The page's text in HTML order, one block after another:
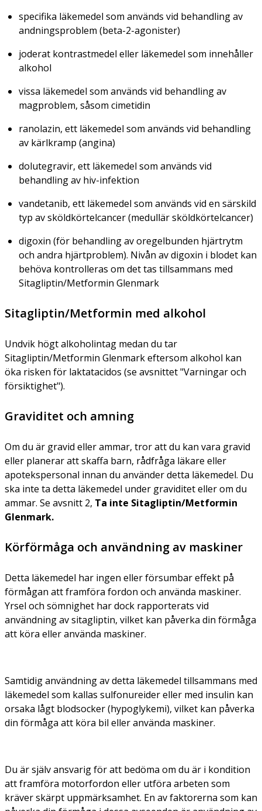
specifika läkemedel som används vid behandling av
andningsproblem (beta-2-agonister)
joderat kontrastmedel eller läkemedel som innehåller
alkohol
vissa läkemedel som används vid behandling av
magproblem, såsom cimetidin
ranolazin, ett läkemedel som används vid behandling
av kärlkramp (angina)
dolutegravir, ett läkemedel som används vid
behandling av hiv-infektion
vandetanib, ett läkemedel som används vid en särskild
typ av sköldkörtelcancer (medullär sköldkörtelcancer)
digoxin (för behandling av oregelbunden hjärtrytm
och andra hjärtproblem). Nivån av digoxin i blodet kan
behöva kontrolleras om det tas tillsammans med
Sitagliptin/Metformin Glenmark
Sitagliptin/Metformin med alkohol
Undvik högt alkoholintag medan du tar
Sitagliptin/Metformin Glenmark eftersom alkohol kan
öka risken för laktatacidos (se avsnittet "Varningar och
försiktighet").
Graviditet och amning
Om du är gravid eller ammar, tror att du kan vara gravid
eller planerar att skaffa barn, rådfråga läkare eller
apotekspersonal innan du använder detta läkemedel. Du
ska inte ta detta läkemedel under graviditet eller om du
ammar. Se avsnitt 2, Ta inte Sitagliptin/Metformin
Glenmark.
Körförmåga och användning av maskiner
Detta läkemedel har ingen eller försumbar effekt på
förmågan att framföra fordon och använda maskiner.
Yrsel och sömnighet har dock rapporterats vid
användning av sitagliptin, vilket kan påverka din förmåga
att köra eller använda maskiner.
Samtidig användning av detta läkemedel tillsammans med
läkemedel som kallas sulfonureider eller med insulin kan
orsaka lågt blodsocker (hypoglykemi), vilket kan påverka
din förmåga att köra bil eller använda maskiner.
Du är själv ansvarig för att bedöma om du är i kondition
att framföra motorfordon eller utföra arbeten som
kräver skärpt uppmärksamhet. En av faktorerna som kan